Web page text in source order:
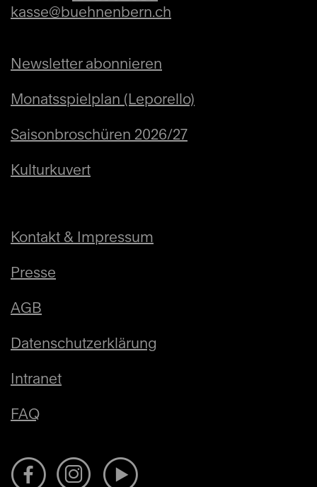
kasse@buehnenbern.ch
Newsletter abonnieren
Monatsspielplan (Leporello)
Saisonbroschüren 2026/27
Kulturkuvert
Kontakt & Impressum
Presse
AGB
Datenschutzerklärung
Intranet
FAQ